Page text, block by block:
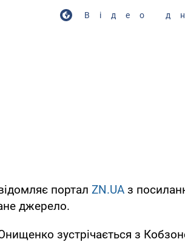
Відео
портал ZN.UA з
джерело.
зустрічається з